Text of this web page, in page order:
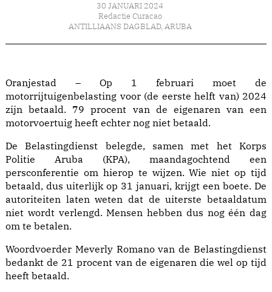
30 JANUARI 2024
Redactie Curacao
ANTILLIAANS DAGBLAD, ARUBA
Oranjestad – Op 1 februari moet de
motorrijtuigenbelasting voor (de eerste helft van) 2024
zijn betaald. 79 procent van de eigenaren van een
motorvoertuig heeft echter nog niet betaald.
De Belastingdienst belegde, samen met het Korps
Politie Aruba (KPA), maandagochtend een
persconferentie om hierop te wijzen. Wie niet op tijd
betaald, dus uiterlijk op 31 januari, krijgt een boete. De
autoriteiten laten weten dat de uiterste betaaldatum
niet wordt verlengd. Mensen hebben dus nog één dag
om te betalen.
Woordvoerder Meverly Romano van de Belastingdienst
bedankt de 21 procent van de eigenaren die wel op tijd
heeft betaald.